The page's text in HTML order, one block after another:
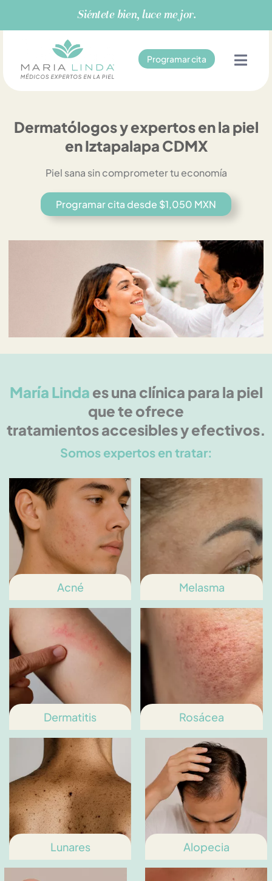
contenido
Siéntete bien, luce mejor.
Programar cita
Dermatólogos y expertos en la piel
en Iztapalapa CDMX
Piel sana sin comprometer tu economía
Programar cita desde $1,050 MXN
María Linda es una clínica para la piel
que te ofrece
tratamientos accesibles y efectivos.
Somos expertos en tratar:
Acné Melasma
Dermatitis Rosácea
Lunares Alopecia